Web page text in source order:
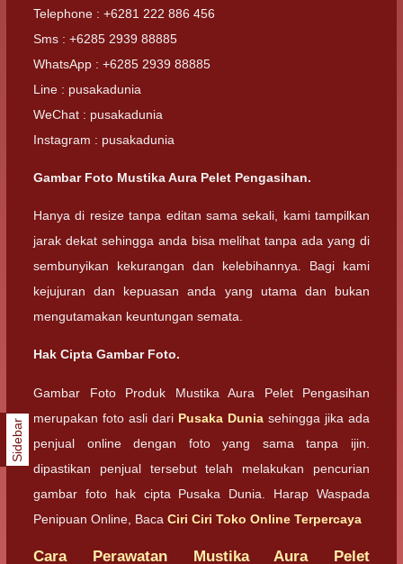
Telephone : +6281 222 886 456
Sms : +6285 2939 88885
WhatsApp : +6285 2939 88885
Line : pusakadunia
WeChat : pusakadunia
Instagram : pusakadunia
Gambar Foto Mustika Aura Pelet Pengasihan.
Hanya di resize tanpa editan sama sekali, kami tampilkan
jarak dekat sehingga anda bisa melihat tanpa ada yang di
sembunyikan kekurangan dan kelebihannya. Bagi kami
kejujuran dan kepuasan anda yang utama dan bukan
mengutamakan keuntungan semata.
Hak Cipta Gambar Foto.
Gambar Foto Produk Mustika Aura Pelet Pengasihan
merupakan foto asli dari Pusaka Dunia sehingga jika ada
penjual online dengan foto yang sama tanpa ijin.
dipastikan penjual tersebut telah melakukan pencurian
gambar foto hak cipta Pusaka Dunia. Harap Waspada
Penipuan Online, Baca Ciri Ciri Toko Online Terpercaya
Cara Perawatan Mustika Aura Pelet
Sidebar